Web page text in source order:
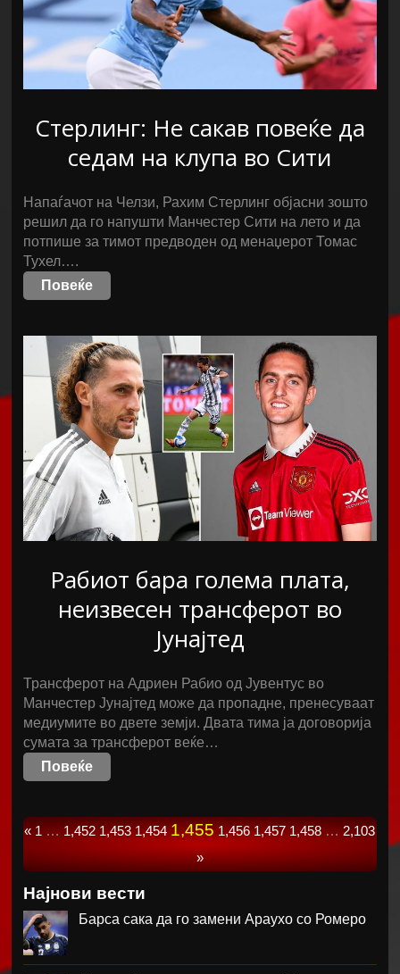
Стерлинг: Не сакав повеќе да
седам на клупа во Сити
Напаѓачот на Челзи, Рахим Стерлинг објасни зошто
решил да го напушти Манчестер Сити на лето и да
потпише за тимот предводен од менаџерот Томас
Тухел….
Повеќе
Рабиот бара голема плата,
неизвесен трансферот во
Јунајтед
Трансферот на Адриен Рабио од Јувентус во
Манчестер Јунајтед може да пропадне, пренесуваат
медиумите во двете земји. Двата тима ја договорија
сумата за трансферот веќе…
Повеќе
« 1 … 1,452 1,453 1,454 1,455 1,456 1,457 1,458 … 2,103
»
Најнови вести
Барса сака да го замени Араухо со Ромеро